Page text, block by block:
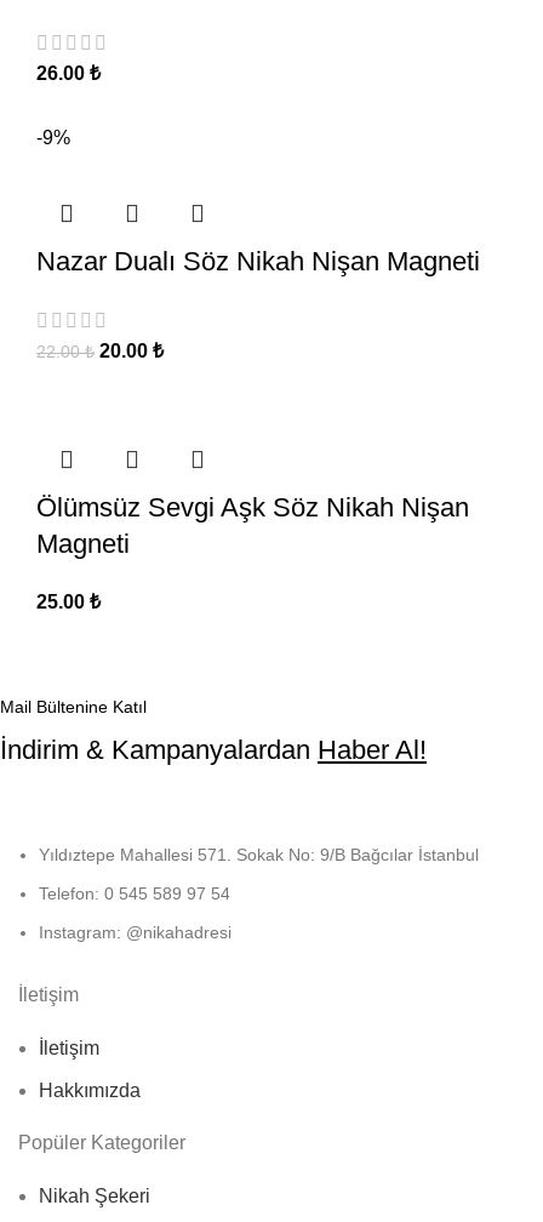
26.00 ₺
-9%
Nazar Dualı Söz Nikah Nişan Magneti
22.00₺ 20.00 ₺
Ölümsüz Sevgi Aşk Söz Nikah Nişan
Magneti
25.00 ₺
Mail Bültenine Katıl
İndirim & Kampanyalardan Haber Al!
Yıldıztepe Mahallesi 571. Sokak No: 9/B Bağcılar İstanbul
Telefon: 0 545 589 97 54
Instagram: @nikahadresi
İletişim
İletişim
Hakkımızda
Popüler Kategoriler
Nikah Şekeri